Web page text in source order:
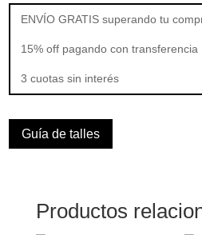
ENVÍO GRATIS superando tu
15% off pagando con transferencia
3 cuotas sin interés
Guía de talles
Productos